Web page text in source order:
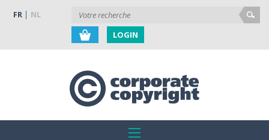
FR NL
LOGIN